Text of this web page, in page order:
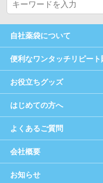
自社薬袋について
便利なワンタッチリピート
お役立ちグッズ
はじめての方へ
よくあるご質問
会社概要
お知らせ